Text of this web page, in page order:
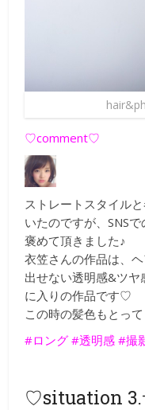
♡comment♡
ストレートスタイル
いたのですが、SNS
褒めて頂きました♪
衣笠さんの作品は、
出せない透明感&ツ
に入りの作品です♡
この時の髪色もとっ
#ロング #透明感 #撮
♡situation 3.